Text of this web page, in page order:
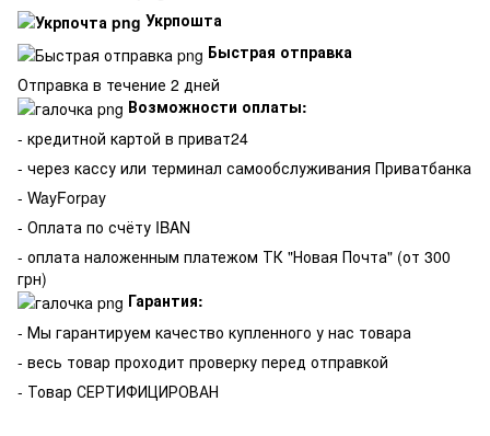
Укрпошта
Быстрая отправка
Отправка в течение 2 дней
Возможности оплаты:
- кредитной картой в приват24
- через кассу или терминал самообслуживания Приватбанка
- WayForpay
- Оплата по счёту IBAN
- оплата наложенным платежом ТК "Новая Почта" (от 300
грн)
Гарантия:
- Мы гарантируем качество купленного у нас товара
- весь товар проходит проверку перед отправкой
- Товар СЕРТИФИЦИРОВАН